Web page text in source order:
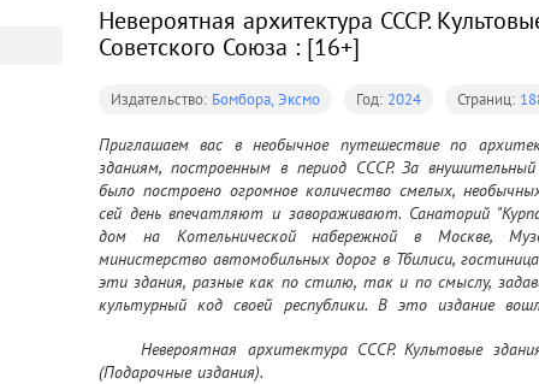
Невероятная архитектура СССР.
Советского Союза : [16+]
Издательство: Бомбора, Эксмо Год: 2024 Страниц:
Приглашаем вас в необычное путешествие по
зданиям, построенным в период СССР. За
было построено огромное количество смелых,
сей день впечатляют и завораживают. Санаторий
дом на Котельнической набережной в Москве,
министерство автомобильных дорог в Тбилиси,
эти здания, разные как по стилю, так и по смыслу,
культурный код своей республики. В это издание
интересны искусствоведам, архитекторам и всем, кто
	Невероятная архитектура СССР. Культовые здания республик Советского Союза : [16+] -
(Подарочные издания).